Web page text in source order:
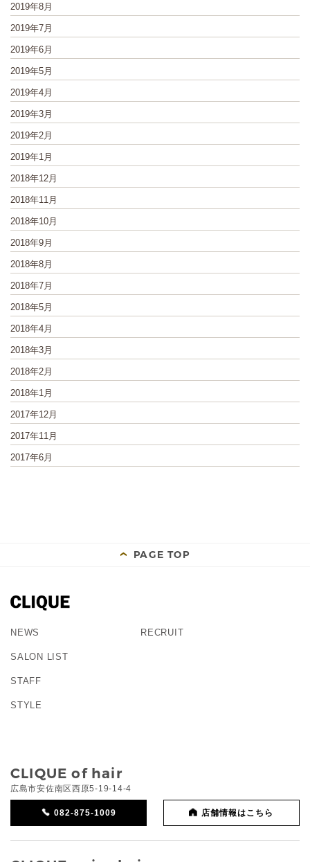
2019年8月
2019年7月
2019年6月
2019年5月
2019年4月
2019年3月
2019年2月
2019年1月
2018年12月
2018年11月
2018年10月
2018年9月
2018年8月
2018年7月
2018年5月
2018年4月
2018年3月
2018年2月
2018年1月
2017年12月
2017年11月
2017年6月
PAGE TOP
NEWS
SALON LIST
STAFF
STYLE
RECRUIT
CLIQUE of hair
広島市安佐南区西原5-19-14-4
082-875-1009 店舗情報はこちら